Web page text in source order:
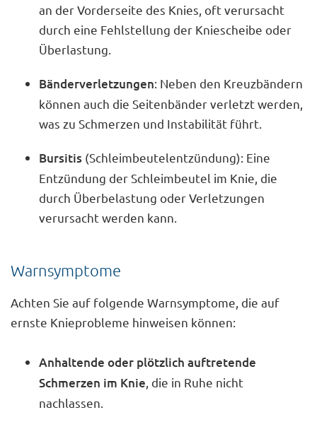
an der Vorderseite des Knies, oft verursacht
durch eine Fehlstellung der Kniescheibe oder
Überlastung.
Bänderverletzungen: Neben den Kreuzbändern
können auch die Seitenbänder verletzt werden,
was zu Schmerzen und Instabilität führt.
Bursitis (Schleimbeutelentzündung): Eine
Entzündung der Schleimbeutel im Knie, die
durch Überbelastung oder Verletzungen
verursacht werden kann.
Warnsymptome
Achten Sie auf folgende Warnsymptome, die auf
ernste Knieprobleme hinweisen können:
Anhaltende oder plötzlich auftretende
Schmerzen im Knie, die in Ruhe nicht
nachlassen.